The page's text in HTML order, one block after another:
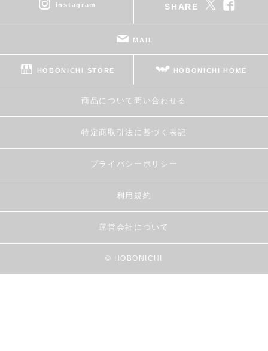
instagram SHARE
MAIL
HOBONICHI STORE HOBONICHI HOME
商品について問い合わせる
特定商取引法に基づく表記
プライバシーポリシー
利用規約
運営会社について
© HOBONICHI